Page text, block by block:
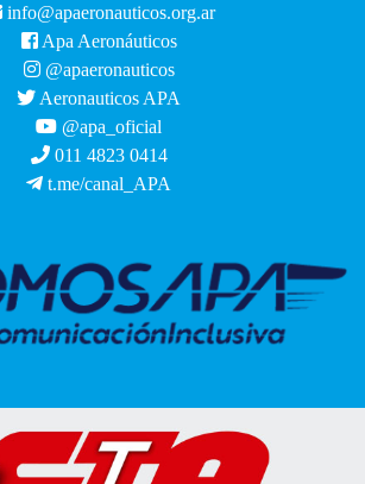
info@apaeronauticos.org.ar
Apa Aeronáuticos
@apaeronauticos
Aeronauticos APA
@apa_oficial
011 4823 0414
t.me/canal_APA